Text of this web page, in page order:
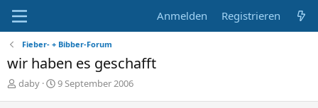
Anmelden Registrieren
Fieber- + Bibber-Forum
wir haben es geschafft
E
daby
E
9 September 2006